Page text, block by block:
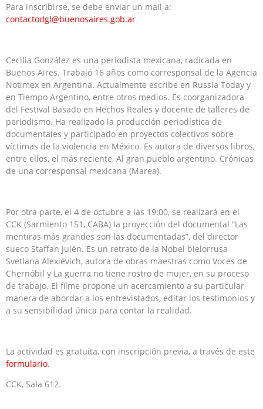
Para inscribirse, se debe enviar un mail a:
contactodgl@buenosaires.gob.ar
Cecilia González es una periodista mexicana, radicada en
Buenos Aires. Trabajó 16 años como corresponsal de la Agencia
Notimex en Argentina. Actualmente escribe en Russia Today y
en Tiempo Argentino, entre otros medios. Es coorganizadora
del Festival Basado en Hechos Reales y docente de talleres de
periodismo. Ha realizado la producción periodística de
documentales y participado en proyectos colectivos sobre
víctimas de la violencia en México. Es autora de diversos libros,
entre ellos, el más reciente, Al gran pueblo argentino. Crónicas
de una corresponsal mexicana (Marea).
Por otra parte, el 4 de octubre a las 19:00, se realizará en el
CCK (Sarmiento 151, CABA) la proyección del documental “Las
mentiras más grandes son las documentadas”, del director
sueco Staffan Julén. Es un retrato de la Nobel bielorrusa
Svetlana Alexiévich, autora de obras maestras como Voces de
Chernóbil y La guerra no tiene rostro de mujer, en su proceso
de trabajo. El filme propone un acercamiento a su particular
manera de abordar a los entrevistados, editar los testimonios y
a su sensibilidad única para contar la realidad.
La actividad es gratuita, con inscripción previa, a través de este
formulario.
CCK, Sala 612.